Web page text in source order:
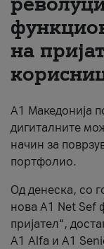
За нас
на
А1 Македонија
дигиталните
начин за
портфолио.
Од денеска, со
нова A1 Net Sef
пријател“,
А1 Alfa и A1